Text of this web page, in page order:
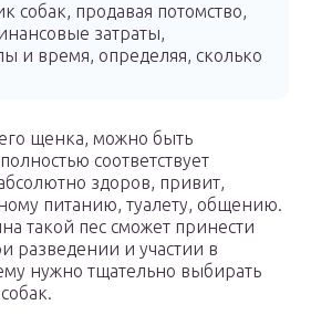
собак, продавая потомство,
затраты,
и время, определяя, сколько
щенка, можно быть
соответствует
здоров, привит,
питанию, туалету, общению.
такой пес сможет принести
разведении и участии в
нужно тщательно выбирать